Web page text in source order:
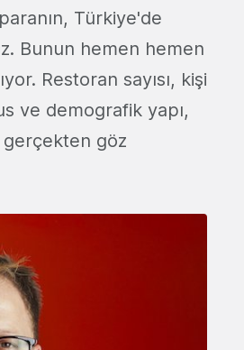
Türkiye'de
Bunun hemen hemen
Restoran sayısı, kişi
ve demografik yapı,
göz